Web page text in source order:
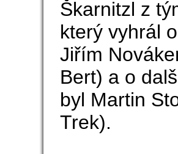
Škarnitzl z
který vyhrál
Jiřím
Bert) a o
byl Martin
Trek).